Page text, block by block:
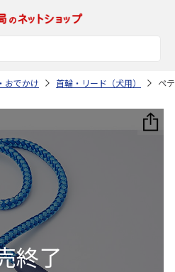
おでかけ 首輪・リード（犬用） ペ